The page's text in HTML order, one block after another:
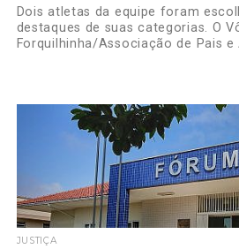
Dois atletas da equipe foram
destaques de suas categorias. O
Forquilhinha/Associação de Pais e
JUSTIÇA